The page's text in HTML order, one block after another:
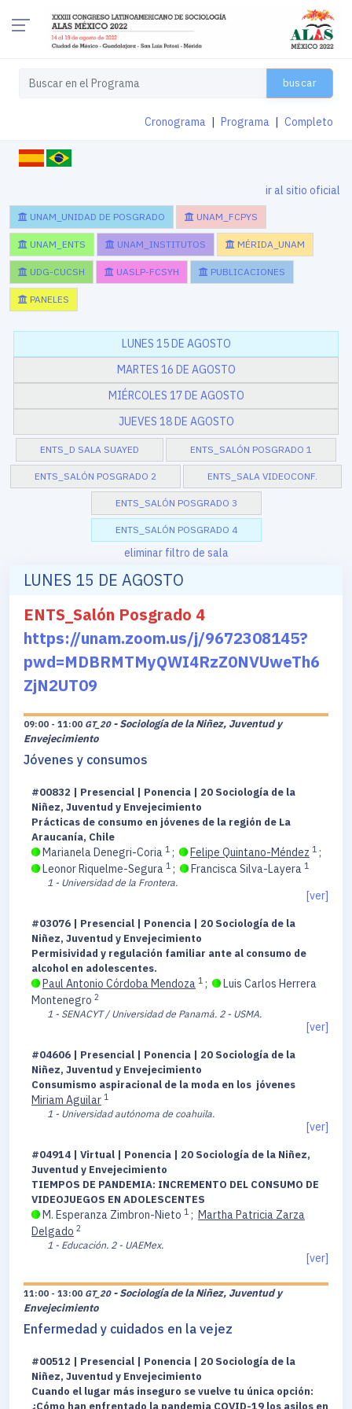
buscar
Cronograma Programa Completo
ir al sitio oficial
UNAM_UNIDAD DE POSGRADO UNAM_FCPYS
UNAM_ENTS UNAM_INSTITUTOS MÉRIDA_UNAM
UDG-CUCSH UASLP-FCSYH PUBLICACIONES
PANELES
LUNES 15 DE AGOSTO
MARTES 16 DE AGOSTO
MIÉRCOLES 17 DE AGOSTO
JUEVES 18 DE AGOSTO
ENTS_D SALA SUAYED ENTS_SALÓN POSGRADO 1
ENTS_SALÓN POSGRADO 2 ENTS_SALA VIDEOCONF.
ENTS_SALÓN POSGRADO 3
ENTS_SALÓN POSGRADO 4
eliminar filtro de sala
LUNES 15 DE AGOSTO
ENTS_Salón Posgrado 4
https://unam.zoom.us/j/9672308145?
pwd=MDBRMTMyQWI4RzZ0NVUweTh6
ZjN2UT09
09:00 - 11:00 GT_20 - Sociología de la Niñez, Juventud y
Envejecimiento
Jóvenes y consumos
#00832 | Presencial | Ponencia | 20 Sociología de la
Niñez, Juventud y Envejecimiento
Prácticas de consumo en jóvenes de la región de La
Araucanía, Chile
Marianela Denegri-Coria 1 ; Felipe Quintano-Méndez 1 ;
Leonor Riquelme-Segura 1 ; Francisca Silva-Layera 1
1 - Universidad de la Frontera.
[ver]
#03076 | Presencial | Ponencia | 20 Sociología de la
Niñez, Juventud y Envejecimiento
Permisividad y regulación familiar ante al consumo de
alcohol en adolescentes.
Paul Antonio Córdoba Mendoza 1 ;
Luis Carlos Herrera
Montenegro 2
1 - SENACYT / Universidad de Panamá. 2 - USMA.
[ver]
#04606 | Presencial | Ponencia | 20 Sociología de la
Niñez, Juventud y Envejecimiento
Consumismo aspiracional de la moda en los jóvenes
Miriam Aguilar 1
1 - Universidad autónoma de coahuila.
[ver]
#04914 | Virtual | Ponencia | 20 Sociología de la Niñez,
Juventud y Envejecimiento
TIEMPOS DE PANDEMIA: INCREMENTO DEL CONSUMO DE
VIDEOJUEGOS EN ADOLESCENTES
M. Esperanza Zimbron-Nieto 1 ; Martha Patricia Zarza
Delgado 2
1 - Educación. 2 - UAEMex.
[ver]
11:00 - 13:00 GT_20 - Sociología de la Niñez, Juventud y
Envejecimiento
Enfermedad y cuidados en la vejez
#00512 | Presencial | Ponencia | 20 Sociología de la
Niñez, Juventud y Envejecimiento
Cuando el lugar más inseguro se vuelve tu única opción:
¿Cómo han enfrentado la pandemia COVID-19 los asilos en